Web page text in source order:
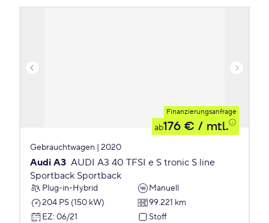
Finanzierungsanfrage
ab176 € / mtl.
Gebrauchtwagen | 2020
Audi A3 AUDI A3 40 TFSI e S tronic S line
Sportback Sportback
Plug-in-Hybrid
Manuell
204 PS (150 kW)
99.221 km
EZ: 06/21 Stoff